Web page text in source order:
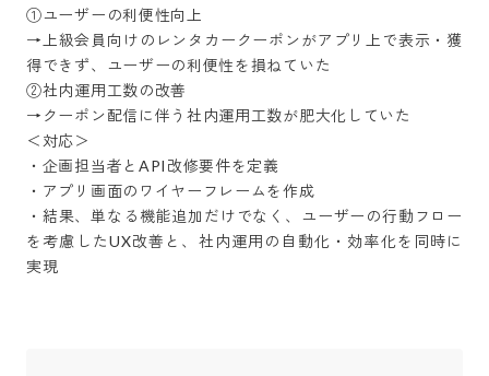
①ユーザーの利便性向上
→上級会員向けのレンタカークーポンがアプリ上で表示・獲
得できず、ユーザーの利便性を損ねていた
②社内運用工数の改善
→クーポン配信に伴う社内運用工数が肥大化していた
＜対応＞
・企画担当者とAPI改修要件を定義
・アプリ画面のワイヤーフレームを作成
・結果、単なる機能追加だけでなく、ユーザーの行動フロー
を考慮したUX改善と、社内運用の自動化・効率化を同時に
実現